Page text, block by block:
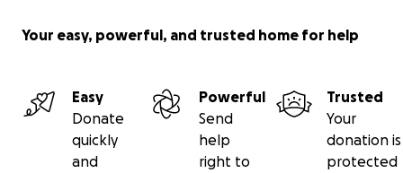
Your easy, powerful, and trusted home for help
Easy
Donate
quickly
and
Powerful
Send
help
right to
Trusted
Your
donation is
protected